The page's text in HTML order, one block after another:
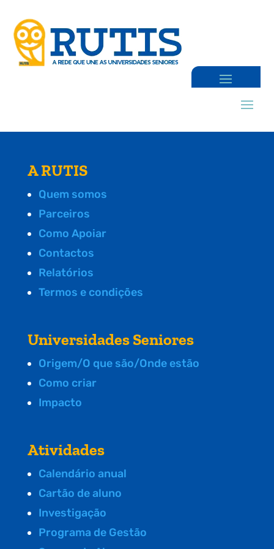
A RUTIS
Quem somos
Parceiros
Como Apoiar
Contactos
Relatórios
Termos e condições
Universidades Seniores
Origem/O que são/Onde estão
Como criar
Impacto
Atividades
Calendário anual
Cartão de aluno
Investigação
Programa de Gestão